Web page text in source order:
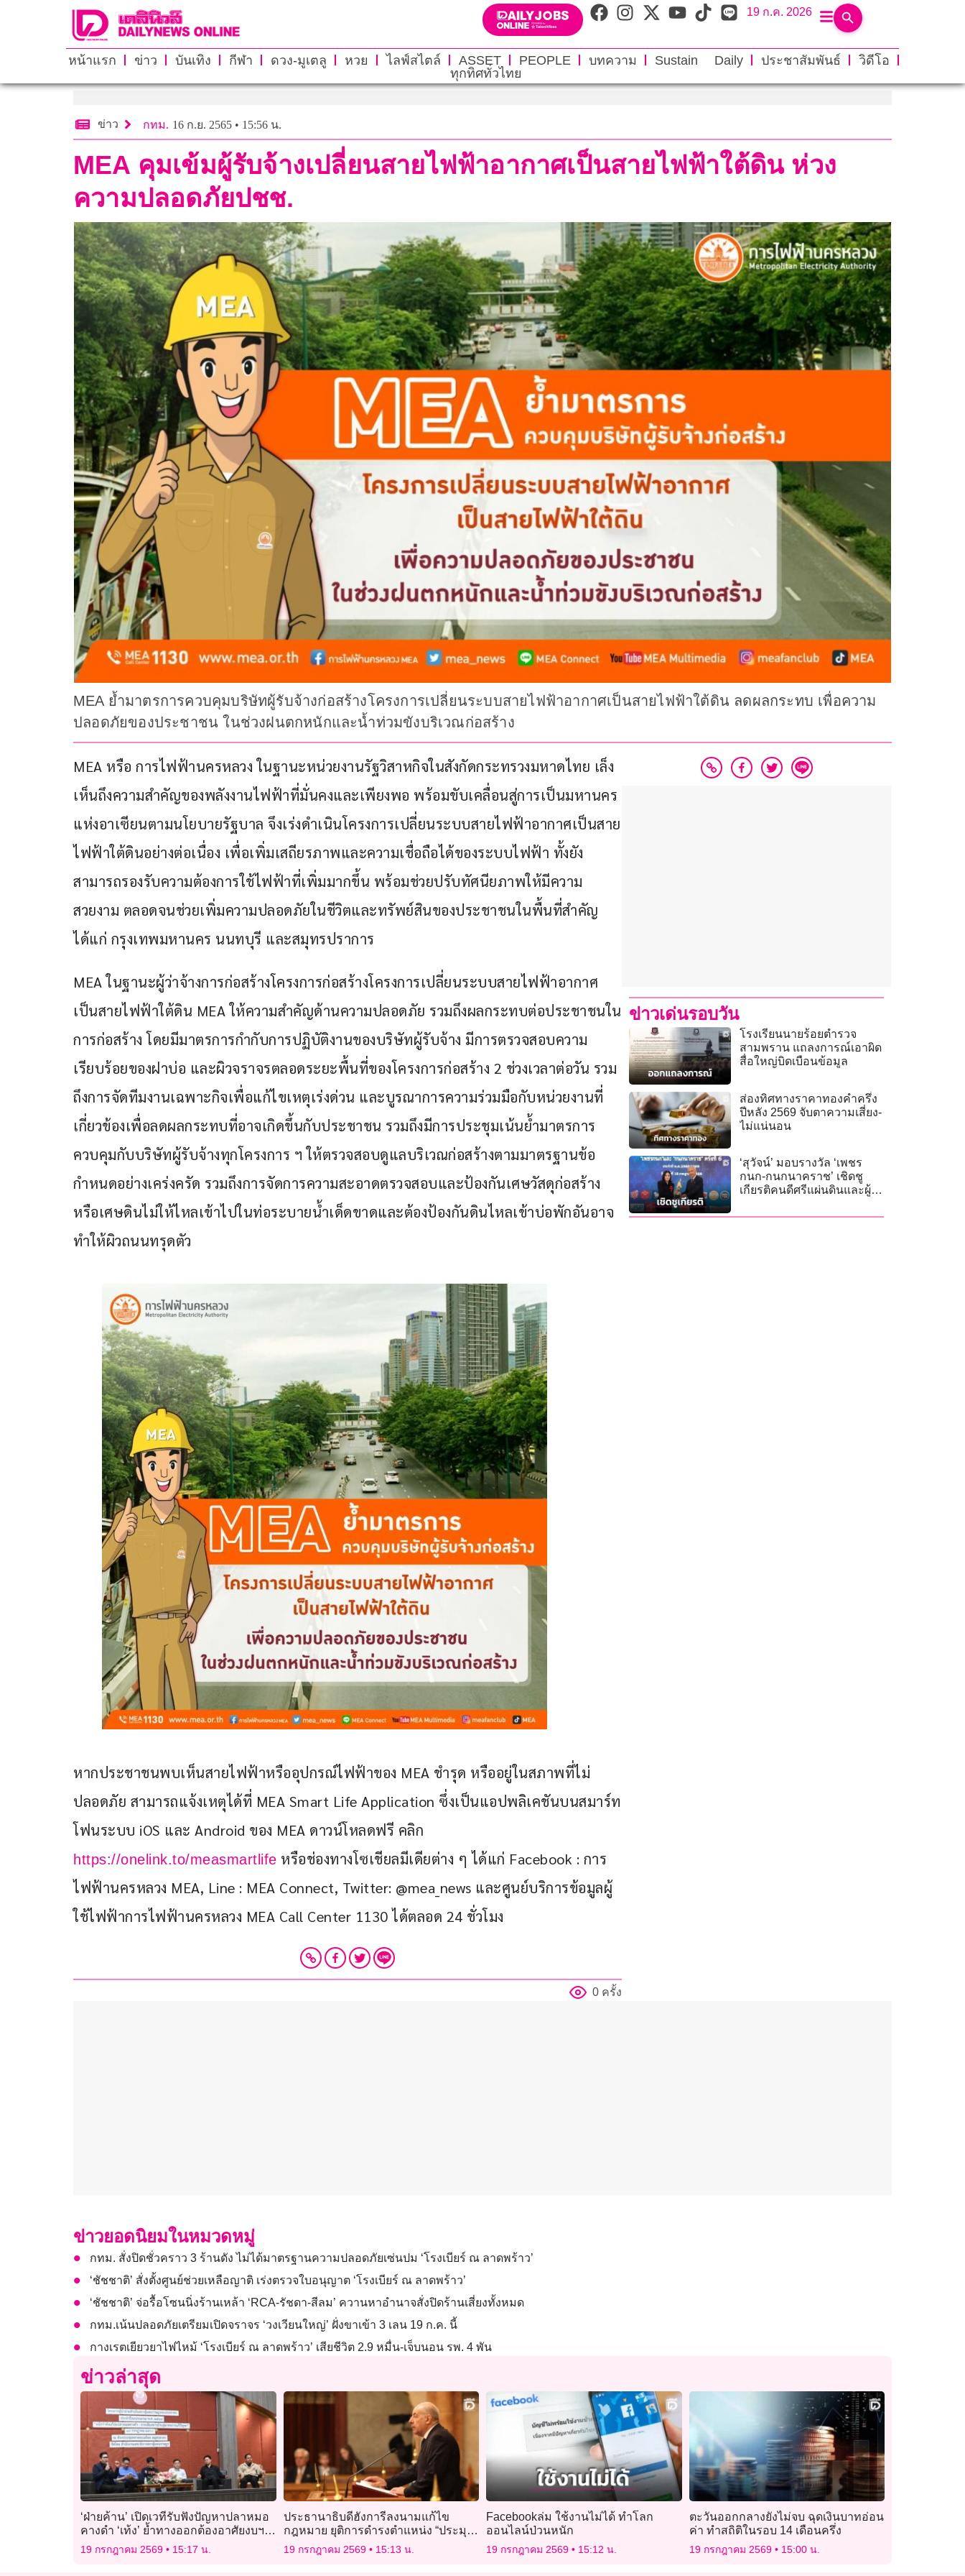
19 ก.ค. 2026
หน้าแรก ข่าว บันเทิง กีฬา ดวง-มูเตลู หวย ไลฟ์สไตล์ ASSET PEOPLE บทความ Sustain Daily ประชาสัมพันธ์
วิดีโอ
ทุกทิศทั่วไทย
ข่าว กทม. 16 ก.ย. 2565 • 15:56 น.
MEA คุมเข้มผู้รับจ้างเปลี่ยนสายไฟฟ้าอากาศเป็นสายไฟฟ้าใต้ดิน ห่วง
ความปลอดภัยปชช.
MEA ย้ำมาตรการควบคุมบริษัทผู้รับจ้างก่อสร้างโครงการเปลี่ยนระบบสายไฟฟ้าอากาศเป็นสายไฟฟ้าใต้ดิน ลดผลกระทบ เพื่อความ
ปลอดภัยของประชาชน ในช่วงฝนตกหนักและน้ำท่วมขังบริเวณก่อสร้าง
MEA หรือ การไฟฟ้านครหลวง ในฐานะหน่วยงานรัฐวิสาหกิจในสังกัดกระทรวงมหาดไทย เล็ง
เห็นถึงความสำคัญของพลังงานไฟฟ้าที่มั่นคงและเพียงพอ พร้อมขับเคลื่อนสู่การเป็นมหานคร
แห่งอาเซียนตามนโยบายรัฐบาล จึงเร่งดำเนินโครงการเปลี่ยนระบบสายไฟฟ้าอากาศเป็นสาย
ไฟฟ้าใต้ดินอย่างต่อเนื่อง เพื่อเพิ่มเสถียรภาพและความเชื่อถือได้ของระบบไฟฟ้า ทั้งยัง
สามารถรองรับความต้องการใช้ไฟฟ้าที่เพิ่มมากขึ้น พร้อมช่วยปรับทัศนียภาพให้มีความ
สวยงาม ตลอดจนช่วยเพิ่มความปลอดภัยในชีวิตและทรัพย์สินของประชาชนในพื้นที่สำคัญ
ได้แก่ กรุงเทพมหานคร นนทบุรี และสมุทรปราการ
MEA ในฐานะผู้ว่าจ้างการก่อสร้างโครงการก่อสร้างโครงการเปลี่ยนระบบสายไฟฟ้าอากาศ
เป็นสายไฟฟ้าใต้ดิน MEA ให้ความสำคัญด้านความปลอดภัย รวมถึงผลกระทบต่อประชาชนใน
การก่อสร้าง โดยมีมาตรการกำกับการปฏิบัติงานของบริษัทผู้รับจ้าง มีการตรวจสอบความ
เรียบร้อยของฝาบ่อ และผิวจราจรตลอดระยะพื้นที่ของโครงการก่อสร้าง 2 ช่วงเวลาต่อวัน รวม
ถึงการจัดทีมงานเฉพาะกิจเพื่อแก้ไขเหตุเร่งด่วน และบูรณาการความร่วมมือกับหน่วยงานที่
เกี่ยวข้องเพื่อลดผลกระทบที่อาจเกิดขึ้นกับประชาชน รวมถึงมีการประชุมเน้นย้ำมาตรการ
ควบคุมกับบริษัทผู้รับจ้างทุกโครงการ ฯ ให้ตรวจสอบดูแลบริเวณก่อสร้างตามมาตรฐานข้อ
กำหนดอย่างเคร่งครัด รวมถึงการจัดการความสะอาดตรวจสอบและป้องกันเศษวัสดุก่อสร้าง
หรือเศษดินไม่ให้ไหลเข้าไปในท่อระบายน้ำเด็ดขาดและต้องป้องกันดินไหลเข้าบ่อพักอันอาจ
ทำให้ผิวถนนทรุดตัว
หากประชาชนพบเห็นสายไฟฟ้าหรืออุปกรณ์ไฟฟ้าของ MEA ชำรุด หรืออยู่ในสภาพที่ไม่
ปลอดภัย สามารถแจ้งเหตุได้ที่ MEA Smart Life Application ซึ่งเป็นแอปพลิเคชันบนสมาร์ท
โฟนระบบ iOS และ Android ของ MEA ดาวน์โหลดฟรี คลิก
https://onelink.to/measmartlife หรือช่องทางโซเชียลมีเดียต่าง ๆ ได้แก่ Facebook : การ
ไฟฟ้านครหลวง MEA, Line : MEA Connect, Twitter: @mea_news และศูนย์บริการข้อมูลผู้
ใช้ไฟฟ้าการไฟฟ้านครหลวง MEA Call Center 1130 ได้ตลอด 24 ชั่วโมง
0 ครั้ง
ข่าวเด่นรอบวัน
โรงเรียนนายร้อยตำรวจ
สามพราน แถลงการณ์เอาผิด
สื่อใหญ่บิดเบือนข้อมูล
ส่องทิศทางราคาทองคำครึ่ง
ปีหลัง 2569 จับตาความเสี่ยง-
ไม่แน่นอน
‘สุวัจน์’ มอบรางวัล ‘เพชร
กนก-กนกนาคราช’ เชิดชู
เกียรติคนดีศรีแผ่นดินและผู้
ข่าวยอดนิยมในหมวดหมู่
กทม. สั่งปิดชั่วคราว 3 ร้านดัง ไม่ได้มาตรฐานความปลอดภัยเซ่นปม ‘โรงเบียร์ ณ ลาดพร้าว’
‘ชัชชาติ’ สั่งตั้งศูนย์ช่วยเหลือญาติ เร่งตรวจใบอนุญาต ‘โรงเบียร์ ณ ลาดพร้าว’
‘ชัชชาติ’ จ่อรื้อโซนนิ่งร้านเหล้า ‘RCA-รัชดา-สีลม’ ควานหาอำนาจสั่งปิดร้านเสี่ยงทั้งหมด
กทม.เน้นปลอดภัยเตรียมเปิดจราจร ‘วงเวียนใหญ่’ ฝั่งขาเข้า 3 เลน 19 ก.ค. นี้
กางเรตเยียวยาไฟไหม้ ‘โรงเบียร์ ณ ลาดพร้าว’ เสียชีวิต 2.9 หมื่น-เจ็บนอน รพ. 4 พัน
ข่าวล่าสุด
‘ฝ่ายค้าน’ เปิดเวทีรับฟังปัญหาปลาหมอ
คางดำ ‘เท้ง’ ย้ำทางออกต้องอาศัยงบฯ-
มาตรการรัฐ-อุดช่องโหว่กฎหมาย
19 กรกฎาคม 2569 15:17 น.
ประธานาธิบดีฮังการีลงนามแก้ไข
กฎหมาย ยุติการดำรงตำแหน่ง “ประมุข
แห่งรัฐ”
19 กรกฎาคม 2569 15:13 น.
Facebookล่ม ใช้งานไม่ได้ ทำโลก
ออนไลน์ป่วนหนัก
19 กรกฎาคม 2569 15:12 น.
ตะวันออกกลางยังไม่จบ ฉุดเงินบาทอ่อน
ค่า ทำสถิติในรอบ 14 เดือนครึ่ง
19 กรกฎาคม 2569 15:00 น.